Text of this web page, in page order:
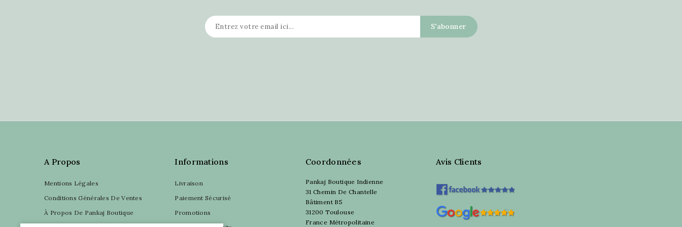
A Propos
Mentions Légales
Conditions Générales De Ventes
À Propos De Pankaj Boutique
Informations
Livraison
Paiement Sécurisé
Promotions
Coordonnées
Pankaj Boutique Indienne
31 Chemin De Chantelle
Bâtiment B5
31200 Toulouse
France Métropolitaine
Avis Clients